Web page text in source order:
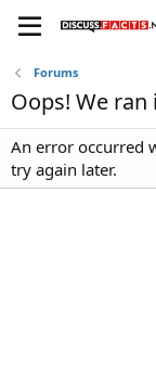
Forums
Oops! We
An error occurred
try again later.